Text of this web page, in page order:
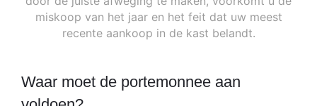
miskoop van het jaar en het feit dat uw meest
recente aankoop in de kast belandt.
Waar moet de portemonnee aan